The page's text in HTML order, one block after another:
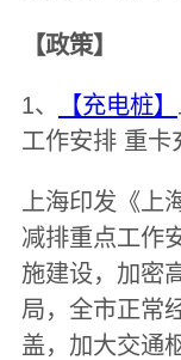
【政策】
1、 【充电桩】
工作安排 重卡
上海印发《上
减排重点工作
施建设，加密
局，全市正常
盖，加大交通